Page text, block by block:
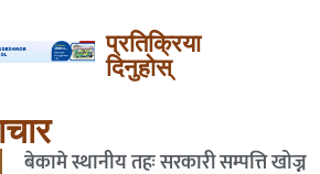
प्रतिक्रिया
दिनुहोस्
बेकामे स्थानीय तहः सरकारी सम्पत्ति खोज्न